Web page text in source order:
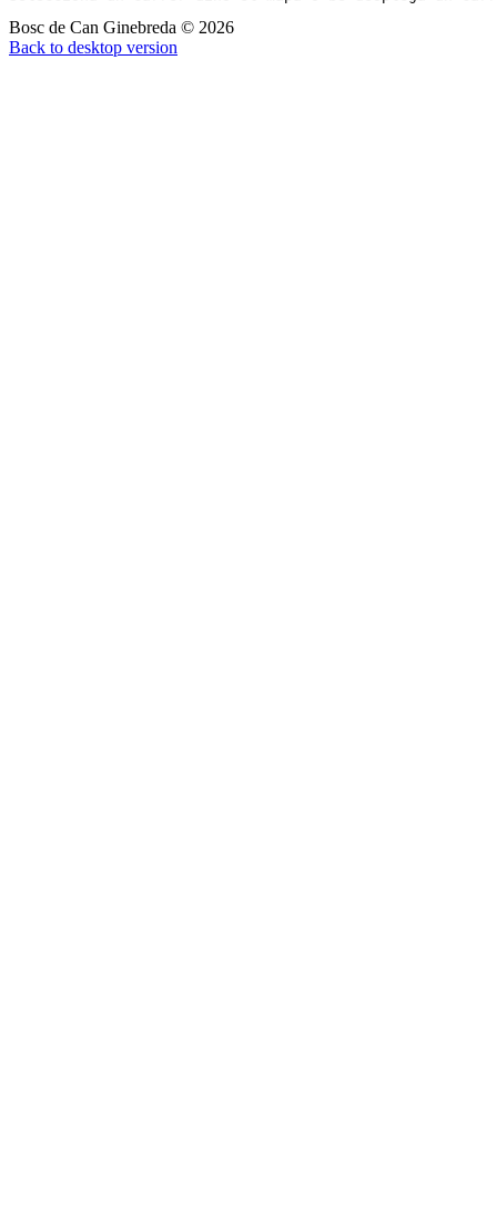
Bosc de Can Ginebreda © 2026
Back to desktop version